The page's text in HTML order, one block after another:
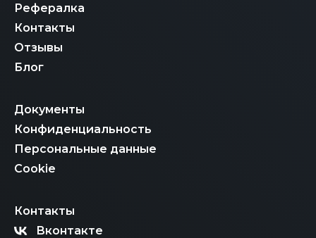
Рефералка
Контакты
Отзывы
Блог
Документы
Конфиденциальность
Персональные данные
Cookie
Контакты
Вконтакте